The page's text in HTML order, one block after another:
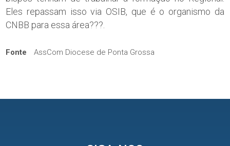
Eles repassam isso via OSIB, que é o organismo da
CNBB para essa área???.
Fonte AssCom Diocese de Ponta Grossa